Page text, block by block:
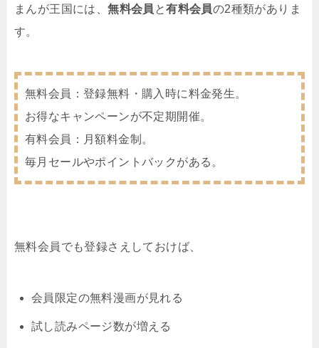
まんが王国には、無料会員 と有料会員の2種類がありま
す。
無料会員：登録無料・購入時に料金発生。
お得なキャンペーンが不定期開催。
有料会員：月額料金制。
毎月セールやポイントバックがある。
無料会員でも登録さえしておけば、
会員限定の無料漫画が見れる
試し読みページ数が増える